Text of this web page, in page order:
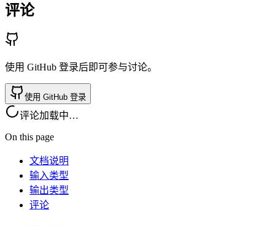
评论
使用 GitHub 登录后即可参与讨论。
使用 GitHub 登录
评论加载中…
On this page
文档说明
输入类型
输出类型
评论